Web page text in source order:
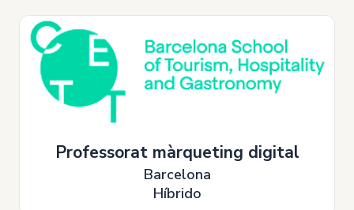
Professorat màrqueting digital
Barcelona
Híbrido